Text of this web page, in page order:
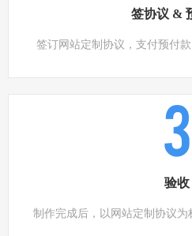
签协议 &
签订网站定制协议，支付预付款
3
验收
制作完成后，以网站定制协议为